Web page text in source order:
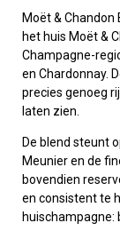
Moët & Chandon
het huis Moët &
Champagne-
en Chardonnay.
precies genoeg
laten zien.
De blend steunt
Meunier en de
bovendien
en consistent te
huischampagne: